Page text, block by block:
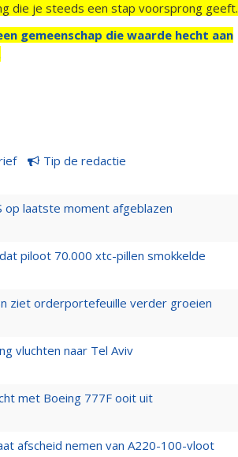
die je steeds een stap voorsprong geeft.
gemeenschap die waarde hecht aan
Tip de redactie
op laatste moment afgeblazen
piloot 70.000 xtc-pillen smokkelde
ziet orderportefeuille verder groeien
vluchten naar Tel Aviv
met Boeing 777F ooit uit
afscheid nemen van A220-100-vloot